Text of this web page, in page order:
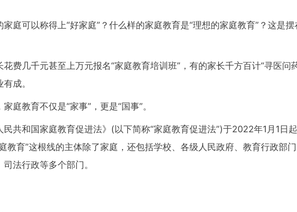
可以称得上“好家庭”？什么样的家庭教育是“理想的家庭教育”？这是摆
几千元甚至上万元报名“家庭教育培训班”，有的家长千方百计“寻医问
成。
教育不仅是“家事”，更是“国事”。
和国家庭教育促进法》(以下简称“家庭教育促进法”)于2022年1月1日
教育”这根线的主体除了家庭，还包括学校、各级人民政府、教育行政部
法行政等多个部门。